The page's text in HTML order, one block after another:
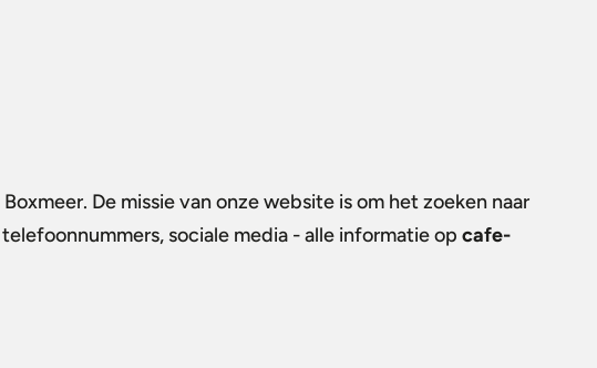
De missie van onze website is om het zoeken naar
sociale media - alle informatie op cafe-